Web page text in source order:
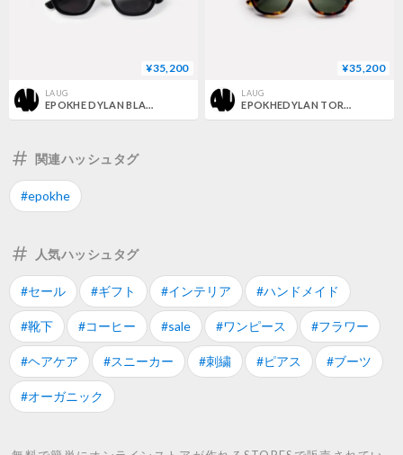
¥35,200
LAUG
EPOKHE DYLAN BLACK POLISHED / BLACK POLARISED
¥35,200
LAUG
EPOKHEDYLAN TORTOISE POLOSHED / GREEN POLARIZED
関連ハッシュタグ
#epokhe
人気ハッシュタグ
#セール #ギフト #インテリア #ハンドメイド
#靴下 #コーヒー #sale #ワンピース #フラワー
#ヘアケア #スニーカー #刺繍 #ピアス #ブーツ
#オーガニック